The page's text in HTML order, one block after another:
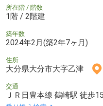
所在階 / 階数
1階 / 2階建
築年数
2024年2月(築2年7ヶ月)
住所
大分県大分市大字乙津
交通
ＪＲ日豊本線 鶴崎駅 徒歩